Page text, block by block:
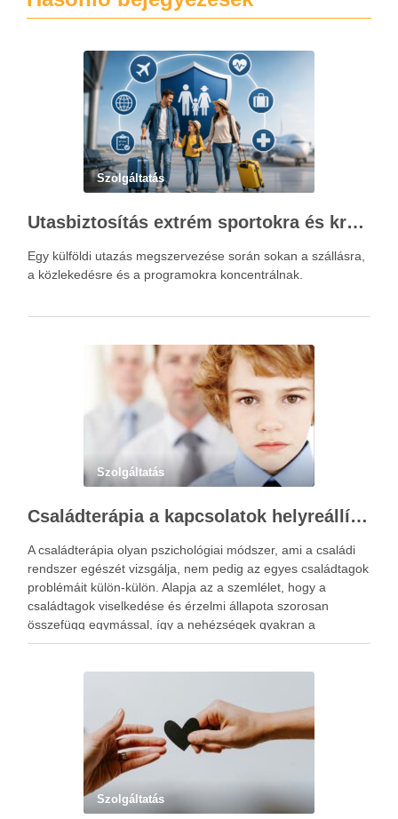
Szolgáltatás
Utasbiztosítás extrém sportokra és krónikus betegségek esetén: mire figyelj utazás előtt?
Egy külföldi utazás megszervezése során sokan a szállásra,
a közlekedésre és a programokra koncentrálnak.
Szolgáltatás
Családterápia a kapcsolatok helyreállításért
A családterápia olyan pszichológiai módszer, ami a családi
rendszer egészét vizsgálja, nem pedig az egyes családtagok
problémáit külön-külön. Alapja az a szemlélet, hogy a
családtagok viselkedése és érzelmi állapota szorosan
összefügg egymással, így a nehézségek gyakran a
kapcsolati mintázatokban gyökereznek. A családterápia
Szolgáltatás